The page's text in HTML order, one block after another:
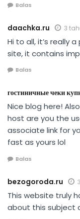
Balas
daachka.ru 3
Hi to all, it’s really
site, it contains
Balas
гостиничные чеки
Nice blog here!
host are you the
associate link for
fast as yours lol
Balas
bezogoroda.ru
This website truly
about this subject